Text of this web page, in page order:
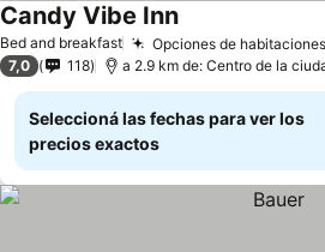
Bed and breakfast Opciones de
Candy Vibe Inn
7,0 118 a 2.9 km de: Centro de la
Seleccioná las fechas para ver los
precios exactos